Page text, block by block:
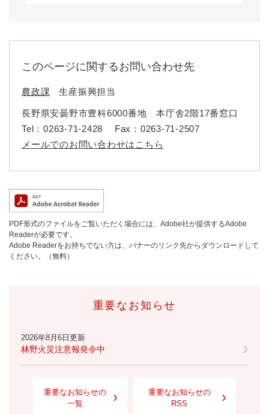
このページに関するお問い合わせ先
農政課 生産振興担当
長野県安曇野市豊科6000番地 本庁舎2階17番窓口
Tel：0263-71-2428
Fax：0263-71-2507
メールでのお問い合わせはこちら
PDF形式のファイルをご覧いただく場合には、Adobe社が提供するAdobe
Readerが必要です。
Adobe Readerをお持ちでない方は、バナーのリンク先からダウンロードして
ください。（無料）
重要なお知らせ
2026年8月6日更新
林野火災注意報発令中
重要なお知らせの
一覧
重要なお知らせの
RSS